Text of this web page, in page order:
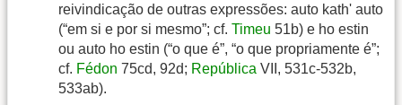
reivindicação de outras expressões: auto kath' auto
(“em si e por si mesmo”; cf. Timeu 51b) e ho estin
ou auto ho estin (“o que é”, “o que propriamente é”;
cf. Fédon 75cd, 92d; República VII, 531c-532b,
533ab).